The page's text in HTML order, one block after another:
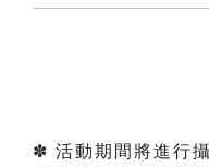
✽ 活動期間將進行